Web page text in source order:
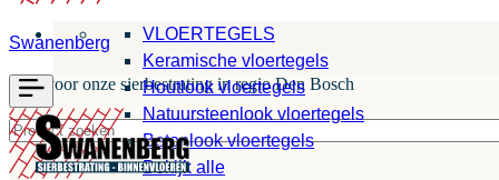
Swanenberg
Kies voor onze sierbestrating in regio Den Bosch
VLOERTEGELS
Keramische vloertegels
Houtlook vloertegels
Natuursteenlook vloertegels
Betonlook vloertegels
Bekijk alle